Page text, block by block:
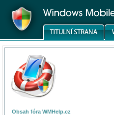
Obsah fóra WMHelp.cz